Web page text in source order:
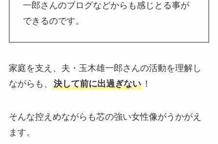
一郎さんのブログなどからも感じとる事が
できるのです。
家庭を支え、夫・玉木雄一郎さんの活動を理解し
ながらも、 決して前に出過ぎない！
そんな控えめながらも芯の強い女性像がうかがえ
ます。